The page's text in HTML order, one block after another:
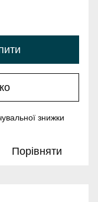
знижки
Порівняти